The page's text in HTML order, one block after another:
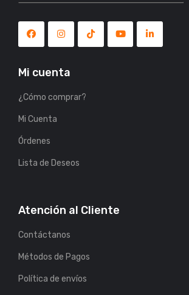
Mi cuenta
¿Cómo comprar?
Mi Cuenta
Órdenes
Lista de Deseos
Atención al Cliente
Contáctanos
Métodos de Pagos
Política de envíos